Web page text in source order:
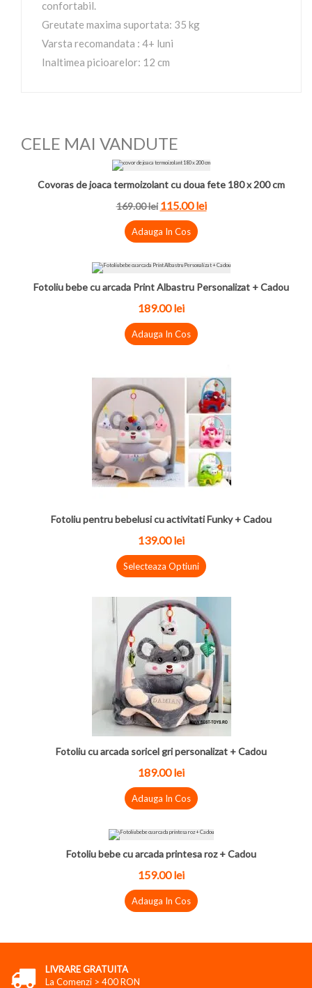
confortabil.
Greutate maxima suportata: 35 kg
Varsta recomandata : 4+ luni
Inaltimea picioarelor: 12 cm
CELE MAI VANDUTE
Covoras de joaca termoizolant cu doua fete 180 x 200 cm
169.00 lei 115.00 lei
Adauga In Cos
Fotoliu bebe cu arcada Print Albastru Personalizat + Cadou
189.00 lei
Adauga In Cos
Fotoliu pentru bebelusi cu activitati Funky + Cadou
139.00 lei
Selecteaza Optiuni
Fotoliu cu arcada soricel gri personalizat + Cadou
189.00 lei
Adauga In Cos
Fotoliu bebe cu arcada printesa roz + Cadou
159.00 lei
Adauga In Cos
LIVRARE GRATUITA
La Comenzi > 400 RON